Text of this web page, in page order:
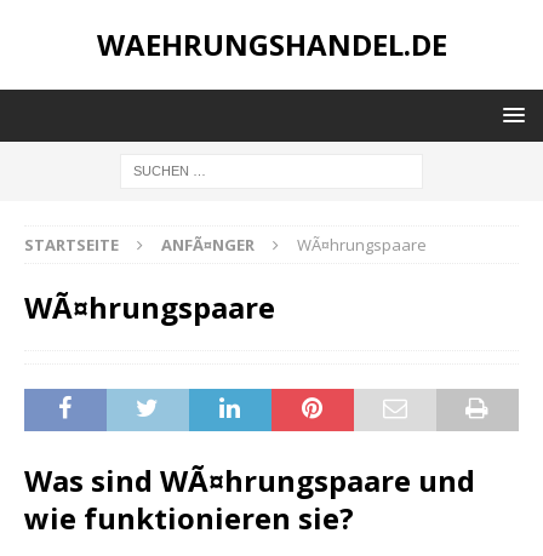
WAEHRUNGSHANDEL.DE
STARTSEITE ANFÃ¤NGER WÃ¤hrungspaare
WÃ¤hrungspaare
Was sind WÃ¤hrungspaare und
wie funktionieren sie?